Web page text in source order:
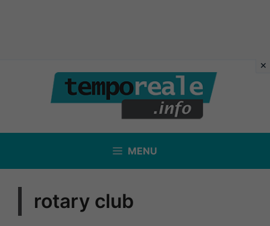
contenuto
MENU
rotary club